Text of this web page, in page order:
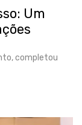
Um
completou